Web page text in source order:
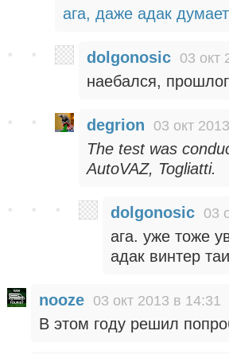
ага, даже адак
dolgonosic 03 окт
наебался,
degrion 03 окт
The test was
AutoVAZ, Togliatti.
dolgonosic 03
ага. уже тоже
адак винтер
nooze 03 окт 2013 в 14:31
В этом году решил